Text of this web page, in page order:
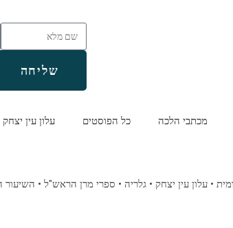
שליחה
מכתבי הלכה כל הפוסטים עלון עין יצחק